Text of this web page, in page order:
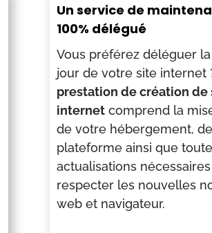
Un service de
100% délégué
Vous préférez déléguer
jour de votre site internet
prestation de création de
internetcomprend la
de votre hébergement,
plateforme ainsi que
actualisations
respecter les nouvelles
web et navigateur.